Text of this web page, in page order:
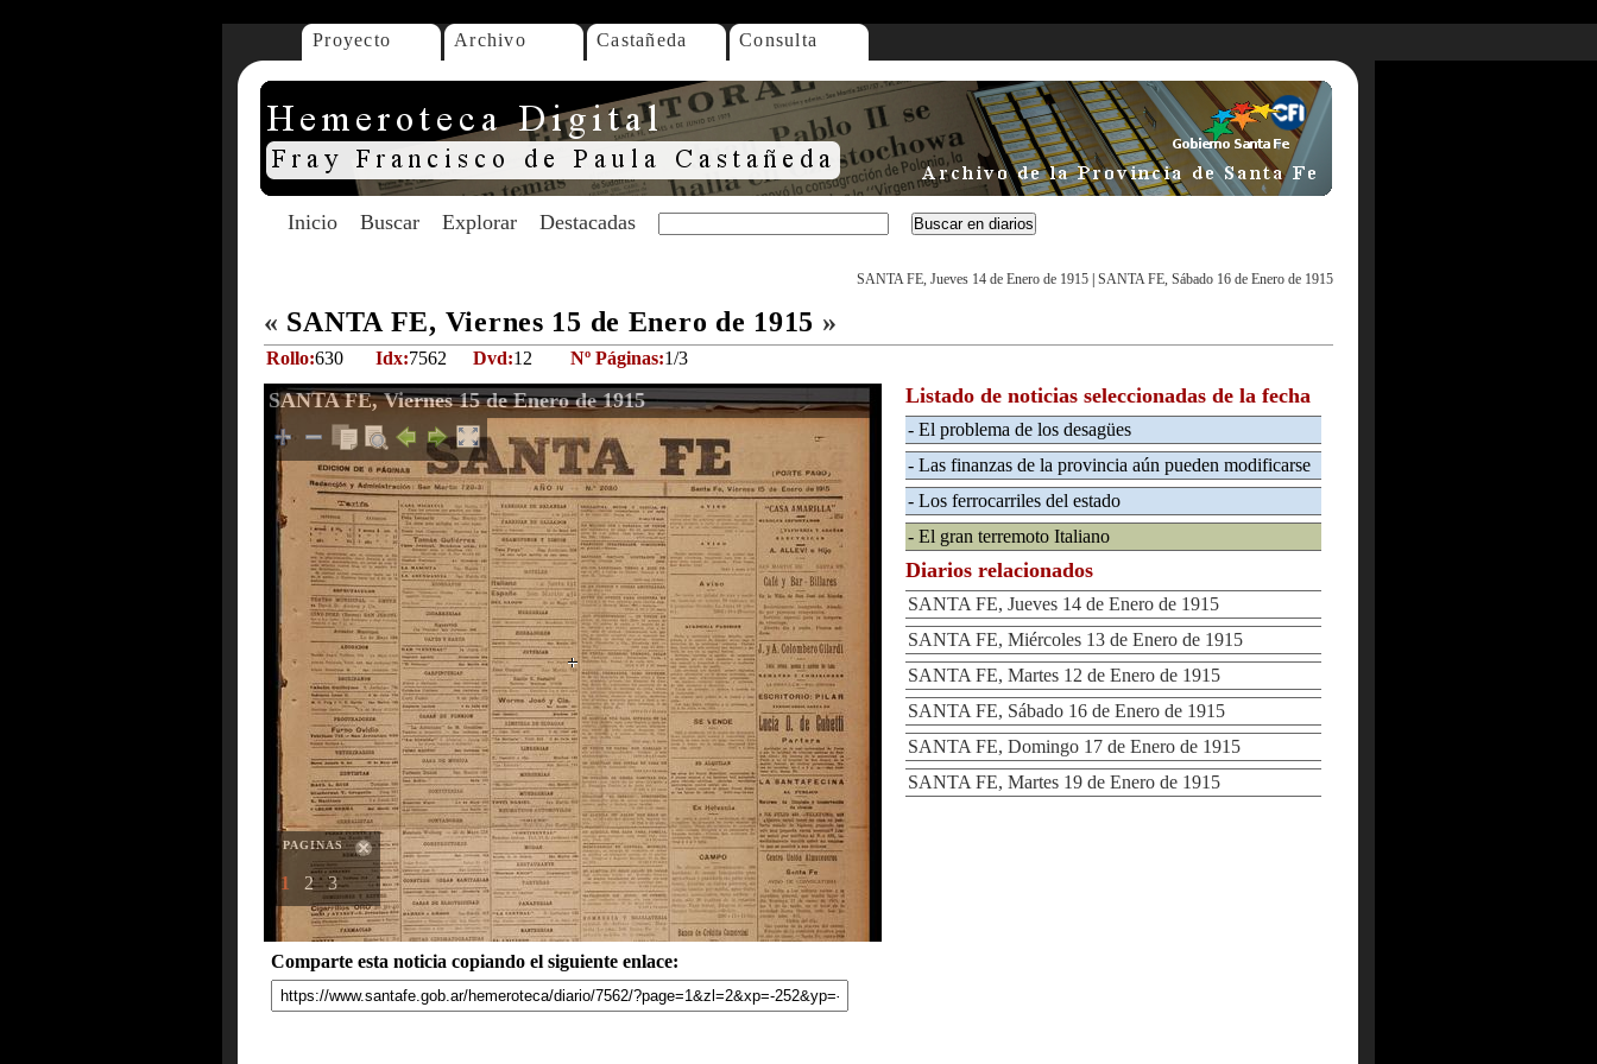
Proyecto Archivo Castañeda Consulta
Inicio Buscar Explorar Destacadas
SANTA FE, Jueves 14 de Enero de 1915 SANTA FE, Sábado 16 de Enero de 1915
« SANTA FE, Viernes 15 de Enero de 1915 »
Rollo:630 Idx:7562 Dvd:12 Nº Páginas:1/3
SANTA FE, Viernes 15 de Enero de 1915
PAGINAS
1 2 3
Comparte esta noticia copiando el siguiente enlace:
Listado de noticias seleccionadas de la fecha
- El problema de los desagües
- Las finanzas de la provincia aún pueden modificarse
- Los ferrocarriles del estado
- El gran terremoto Italiano
Diarios relacionados
SANTA FE, Jueves 14 de Enero de 1915
SANTA FE, Miércoles 13 de Enero de 1915
SANTA FE, Martes 12 de Enero de 1915
SANTA FE, Sábado 16 de Enero de 1915
SANTA FE, Domingo 17 de Enero de 1915
SANTA FE, Martes 19 de Enero de 1915